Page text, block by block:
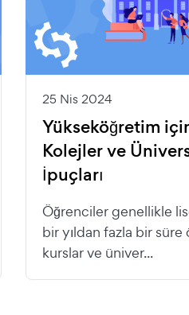
25 Nis 2024
Yükseköğretim
Kolejler ve
İpuçları
Öğrenciler genellikle
bir yıldan fazla bir süre
kurslar ve üniver...